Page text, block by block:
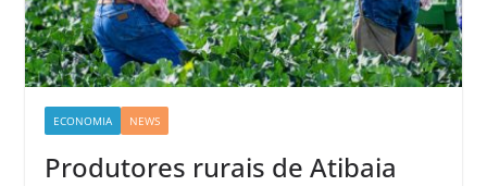
ECONOMIA NEWS
Produtores rurais de Atibaia